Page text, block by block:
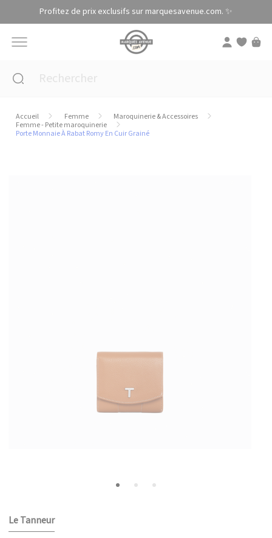
Profitez de prix exclusifs sur marquesavenue.com. ✨
Accueil Femme
Maroquinerie & Accessoires
Femme - Petite maroquinerie
Porte Monnaie À Rabat Romy En Cuir Grainé
Le Tanneur
Panneau de gestion des cookies